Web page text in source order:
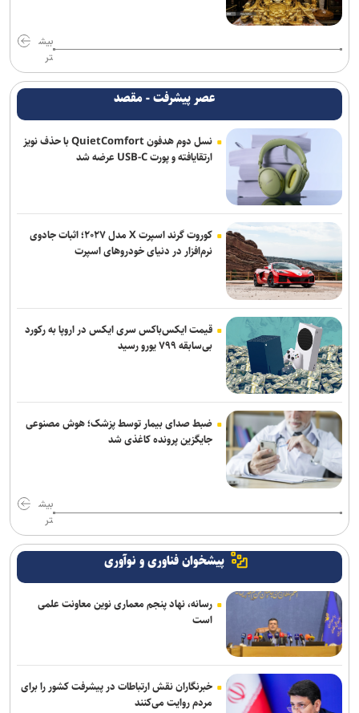
باختند
رویترز: ده‌ها شرکت بزرگ آمریکایی هدف حملات سایبری هکر‌ها قرار
گرفتند
شکایت نیومکزیکو از وزارت دادگستری آمریکا برای دریافت اسناد پرونده
اپستین
فرانسه: شمار کشته‌های حمله موشکی ارتش یمن به نیرو‌های وابسته به
ائتلاف سعودی به ۵۸ نفر رسید
انفجار‌های پیاپی در پایگاه‌های نیرو‌های وابسته به ائتلاف سعودی در مأرب
و حضرموت
ترامپ درخواست زلنسکی برای موشک‌های پاتریوت را رد کرد: آمریکا به این
تسلیحات نیاز دارد
بیش
تر
عصر پیشرفت - مقصد
نسل دوم هدفون QuietComfort با حذف نویز
ارتقایافته و پورت USB-C عرضه شد
کوروت گرند اسپرت X مدل ۲۰۲۷؛ اثبات جادوی
نرم‌افزار در دنیای خودروهای اسپرت
قیمت ایکس‌باکس سری ایکس در اروپا به رکورد
بی‌سابقه ۷۹۹ یورو رسید
ضبط صدای بیمار توسط پزشک؛ هوش مصنوعی
جایگزین پرونده کاغذی شد
بیش
تر
پیشخوان فناوری و نوآوری
رسانه، نهاد پنجم معماری نوین معاونت علمی
است
خبرنگاران نقش ارتباطات در پیشرفت کشور را برای
مردم روایت می‌کنند